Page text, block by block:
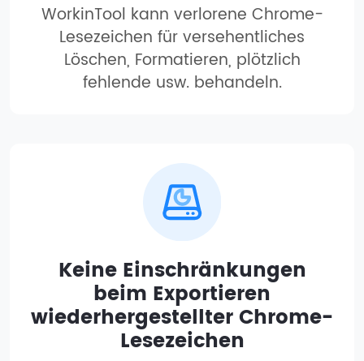
WorkinTool kann verlorene Chrome-
Lesezeichen für versehentliches
Löschen, Formatieren, plötzlich
fehlende usw. behandeln.
Keine Einschränkungen
beim Exportieren
wiederhergestellter Chrome-
Lesezeichen